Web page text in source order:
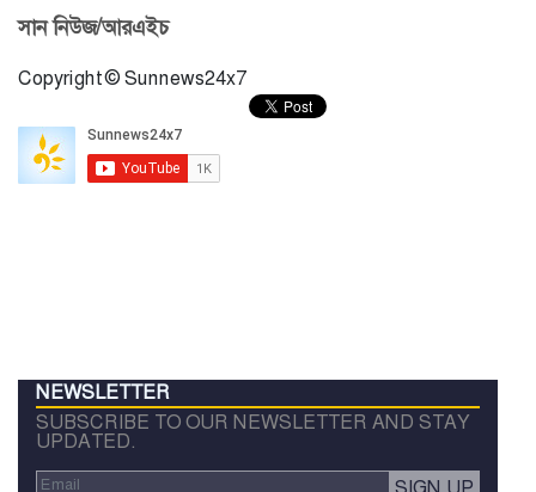
সান নিউজ/আরএইচ
Copyright © Sunnews24x7
NEWSLETTER
SUBSCRIBE TO OUR NEWSLETTER AND STAY
UPDATED.